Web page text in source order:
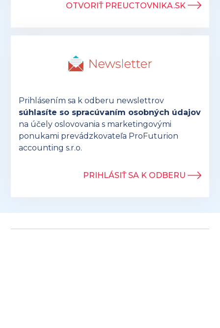
OTVORIŤ PREUCTOVNIKA.SK
Prihlásením sa k odberu newslettrov
súhlasíte so spracúvaním osobných údajov
na účely oslovovania s marketingovými
ponukami prevádzkovateľa ProFuturion
accounting s.r.o.
PRIHLÁSIŤ SA K ODBERU